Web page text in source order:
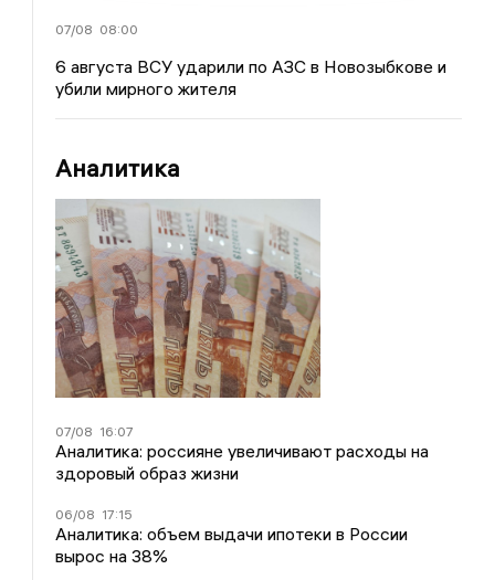
07/08 08:00
6 августа ВСУ ударили по АЗС в Новозыбкове и
убили мирного жителя
Аналитика
07/08 16:07
Аналитика: россияне увеличивают расходы на
здоровый образ жизни
06/08 17:15
Аналитика: объем выдачи ипотеки в России
вырос на 38%